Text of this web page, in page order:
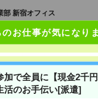
のお仕事が気になり
加で全員に【現金2千
活のお手伝い[派遣]
部 新宿オフィス
ts.jp
部 立川事業所
14
ts.jp